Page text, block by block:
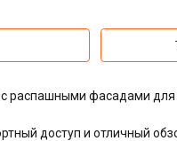
распашными фасадами
доступ и отличный